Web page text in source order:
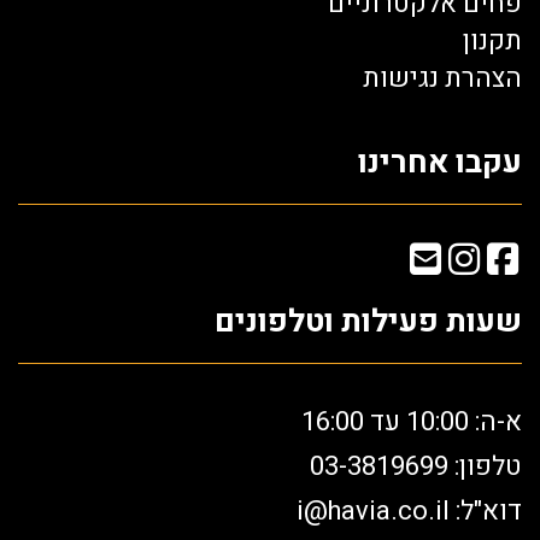
תקנון
הצהרת נגישות
עקבו אחרינו
שעות פעילות וטלפונים
א-ה: 10:00 עד 16:00
טלפון: 03-3819699
דוא"ל: i@havia.co.il